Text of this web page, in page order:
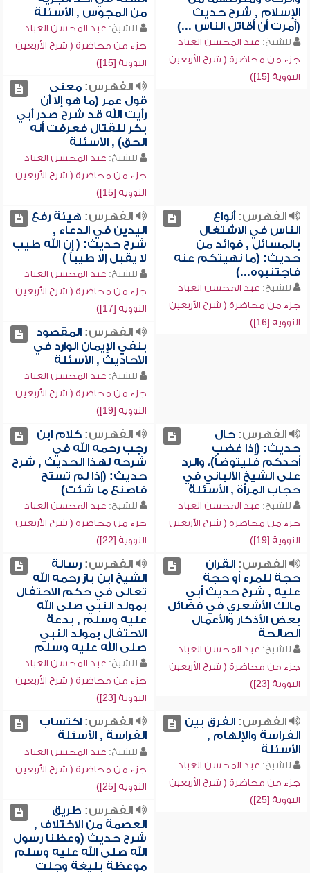
الإسلام , شرح حديث
(أمرت أن أقاتل الناس ...)
للشيخ: عبد المحسن العباد
جزء من محاضرة ( شرح الأربعين
النووية [15])
من المجوس , الأسئلة
للشيخ: عبد المحسن العباد
جزء من محاضرة ( شرح الأربعين
النووية [15])
الفهرس:معنى
قول عمر (ما هو إلا أن
رأيت الله قد شرح صدر أبي
بكر للقتال فعرفت أنه
الحق) , الأسئلة
للشيخ: عبد المحسن العباد
جزء من محاضرة ( شرح الأربعين
النووية [15])
الفهرس:أنواع
الناس في الاشتغال
بالمسائل , فوائد من
حديث: (ما نهيتكم عنه
فاجتنبوه...)
للشيخ: عبد المحسن العباد
جزء من محاضرة ( شرح الأربعين
النووية [16])
الفهرس: هيئة رفع
اليدين في الدعاء ,
شرح حديث: ( إن الله طيب
لا يقبل إلا طيباً )
للشيخ: عبد المحسن العباد
جزء من محاضرة ( شرح الأربعين
النووية [17])
الفهرس:المقصود
بنفي الإيمان الوارد في
الأحاديث , الأسئلة
للشيخ: عبد المحسن العباد
جزء من محاضرة ( شرح الأربعين
النووية [19])
الفهرس:حال
حديث: (إذا غضب
أحدكم فليتوضأ)، والرد
على الشيخ الألباني في
حجاب المرأة , الأسئلة
للشيخ: عبد المحسن العباد
جزء من محاضرة ( شرح الأربعين
النووية [19])
الفهرس:كلام ابن
رجب رحمه الله في
شرحه لهذا الحديث , شرح
حديث: (إذا لم تستح
فاصنع ما شئت)
للشيخ: عبد المحسن العباد
جزء من محاضرة ( شرح الأربعين
النووية [22])
الفهرس:القرآن
حجة للمرء أو حجة
عليه , شرح حديث أبي
مالك الأشعري في فضائل
بعض الأذكار والأعمال
الصالحة
للشيخ: عبد المحسن العباد
جزء من محاضرة ( شرح الأربعين
النووية [23])
الفهرس:رسالة
الشيخ ابن باز رحمه الله
تعالى في حكم الاحتفال
بمولد النبي صلى الله
عليه وسلم , بدعة
الاحتفال بمولد النبي
صلى الله عليه وسلم
للشيخ: عبد المحسن العباد
جزء من محاضرة ( شرح الأربعين
النووية [23])
الفهرس:الفرق بين
الفراسة والإلهام ,
الأسئلة
للشيخ: عبد المحسن العباد
جزء من محاضرة ( شرح الأربعين
النووية [25])
الفهرس:اكتساب
الفراسة , الأسئلة
للشيخ: عبد المحسن العباد
جزء من محاضرة ( شرح الأربعين
النووية [25])
الفهرس: طريق
العصمة من الاختلاف ,
شرح حديث (وعظنا رسول
الله صلى الله عليه وسلم
موعظة بليغة وجلت